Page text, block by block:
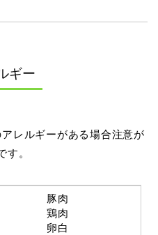
ギー
レルギーがある場合注意が
す。
豚肉
鶏肉
卵白